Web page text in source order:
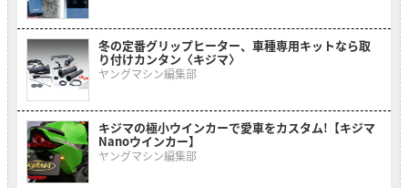
冬の定番グリップヒーター、車種専用キットなら取
り付けカンタン〈キジマ〉
ヤングマシン編集部
キジマの極小ウインカーで愛車をカスタム!【キジマ
Nanoウインカー】
ヤングマシン編集部